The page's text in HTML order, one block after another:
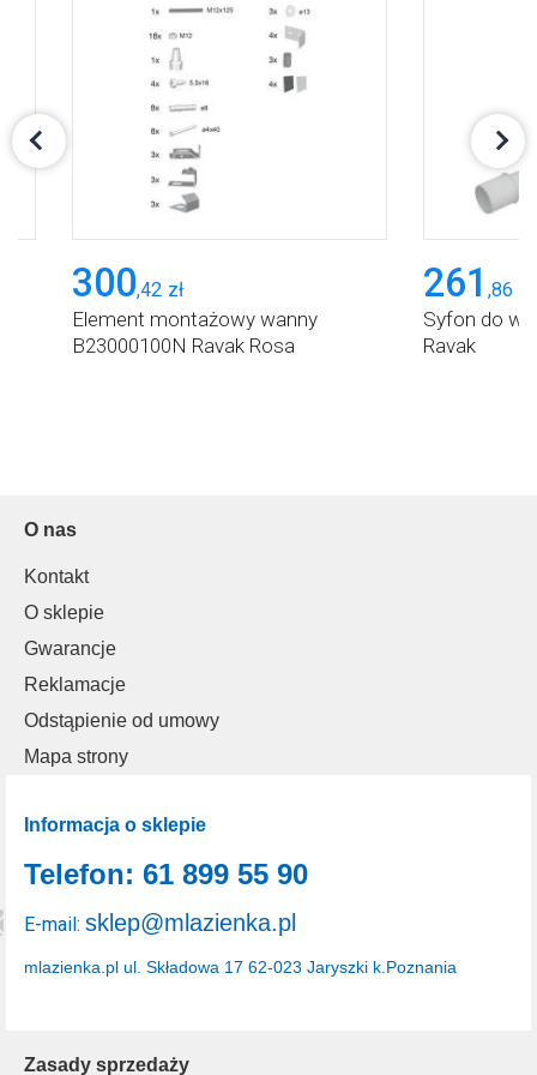
300,42 zł
Element montażowy wanny
B23000100N Ravak Rosa
261 ,86
Syfon do
Ravak
O nas
Kontakt
O sklepie
Gwarancje
Reklamacje
Odstąpienie od umowy
Mapa strony
Zasady sprzedaży
Informacja o sklepie
mlazienka.pl ul. Składowa 17 62-023 Jaryszki k.Poznania
Telefon: 61 899 55 90
E-mail: sklep@mlazienka.pl